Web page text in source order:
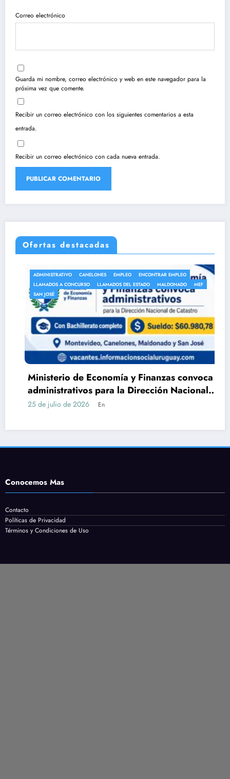
Correo electrónico
Guarda mi nombre, correo electrónico y web en este navegador para la
próxima vez que comente.
Recibir un correo electrónico con los siguientes comentarios a esta
entrada.
Recibir un correo electrónico con cada nueva entrada.
Ofertas destacadas
ADMINISTRATIVO CANELONES EMPLEO
ENCONTRAR EMPLEO
LLAMADOS A CONCURSO
LLAMADOS DEL ESTADO MALDONADO
MEF
SAN JOSÉ
Ministerio de Economía y Finanzas convoca a
administrativos para la Dirección Nacional
de Catastro con Bachillerato
25 de julio de 2026 En
Conocemos Mas
Contacto
Políticas de Privacidad
Términos y Condiciones de Uso